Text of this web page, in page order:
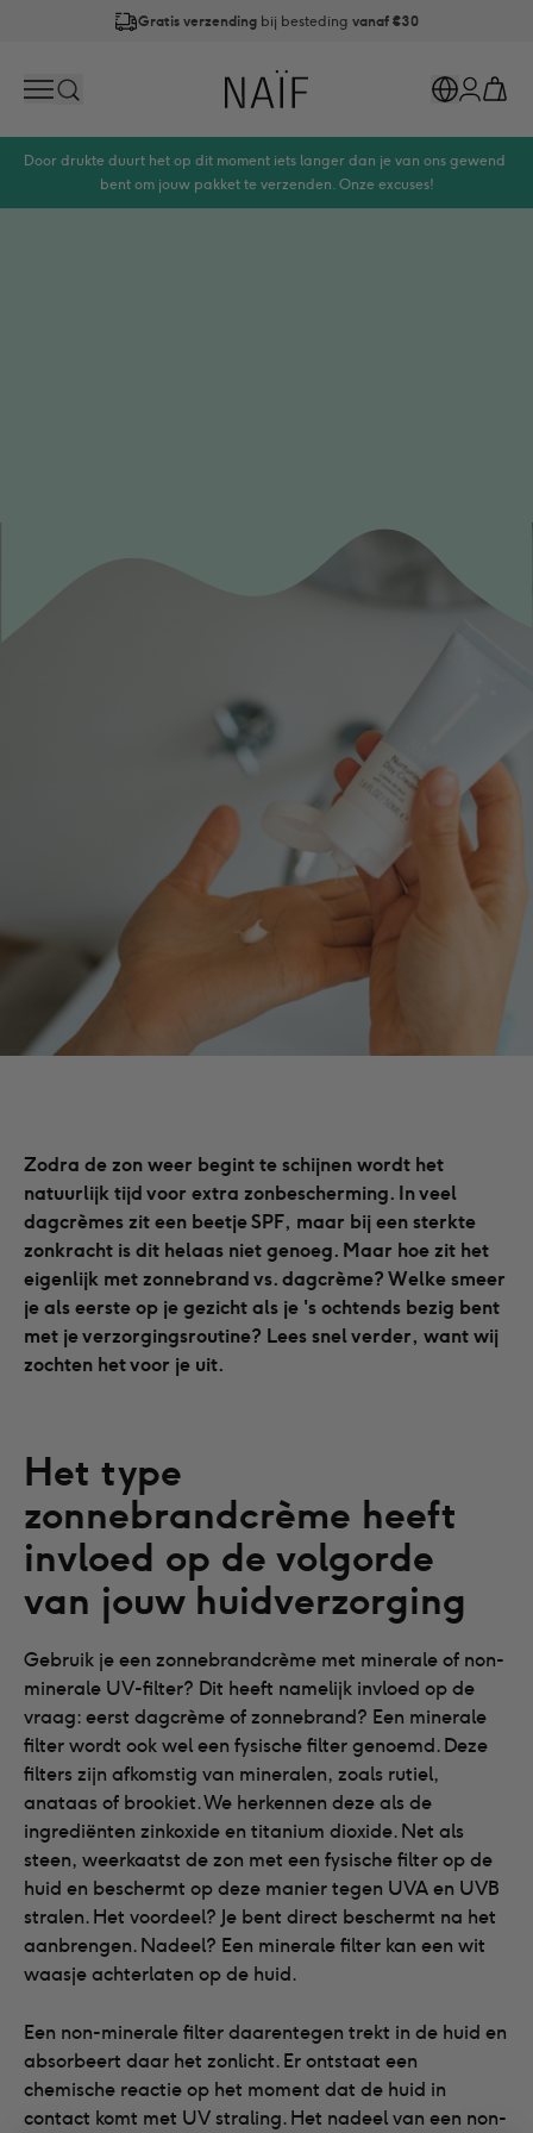
Gratis verzending bij besteding vanaf €30
Search Naïf Markets
Account
Cart
Door drukte duurt het op dit moment iets langer dan je van ons gewend
bent om jouw pakket te verzenden. Onze excuses!
Zodra de zon weer begint te schijnen wordt het
natuurlijk tijd voor extra zonbescherming. In veel
dagcrèmes zit een beetje SPF, maar bij een sterkte
zonkracht is dit helaas niet genoeg. Maar hoe zit het
eigenlijk met zonnebrand vs. dagcrème? Welke smeer
je als eerste op je gezicht als je 's ochtends bezig bent
met je verzorgingsroutine? Lees snel verder, want wij
zochten het voor je uit.
Het type
zonnebrandcrème heeft
invloed op de volgorde
van jouw huidverzorging
Gebruik je een zonnebrandcrème met minerale of non-
minerale UV-filter? Dit heeft namelijk invloed op de
vraag: eerst dagcrème of zonnebrand? Een minerale
filter wordt ook wel een fysische filter genoemd. Deze
filters zijn afkomstig van mineralen, zoals rutiel,
anataas of brookiet. We herkennen deze als de
ingrediënten zinkoxide en titanium dioxide. Net als
steen, weerkaatst de zon met een fysische filter op de
huid en beschermt op deze manier tegen UVA en UVB
stralen. Het voordeel? Je bent direct beschermt na het
aanbrengen. Nadeel? Een minerale filter kan een wit
waasje achterlaten op de huid.
Een non-minerale filter daarentegen trekt in de huid en
absorbeert daar het zonlicht. Er ontstaat een
chemische reactie op het moment dat de huid in
contact komt met UV straling. Het nadeel van een non-